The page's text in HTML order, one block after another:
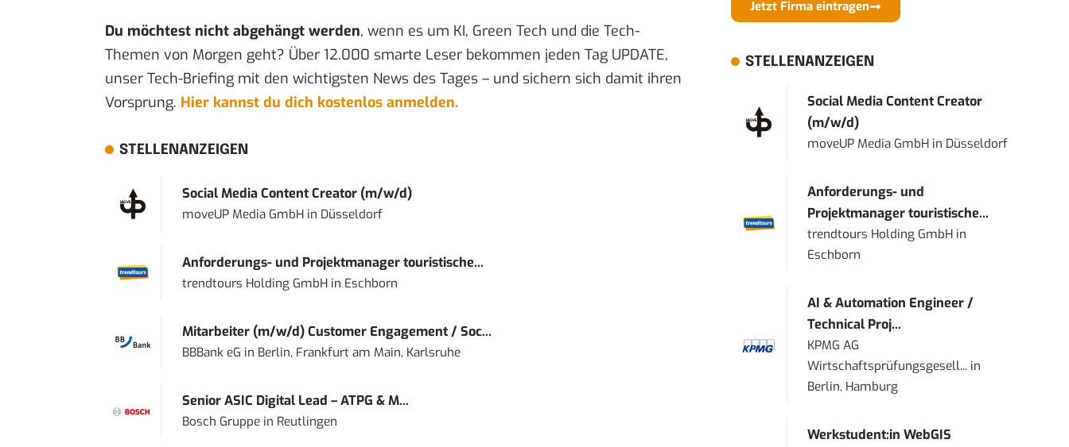
Du möchtest nicht abgehängt werden, wenn es um KI, Green Tech und die Tech-
Themen von Morgen geht? Über 12.000 smarte Leser bekommen jeden Tag UPDATE,
unser Tech-Briefing mit den wichtigsten News des Tages – und sichern sich damit ihren
Vorsprung. Hier kannst du dich kostenlos anmelden.
STELLENANZEIGEN
Social Media Content Creator (m/w/d)
moveUP Media GmbHin Düsseldorf
Anforderungs- und Projektmanager touristische...
trendtours Holding GmbHin Eschborn
Mitarbeiter (m/w/d) Customer Engagement / Soc...
BBBank eG in Berlin, Frankfurt am Main, Karlsruhe
Senior ASIC Digital Lead – ATPG & M...
Bosch Gruppein Reutlingen
Jetzt Firma eintragen
STELLENANZEIGEN
Social Media Content Creator
(m/w/d)
moveUP Media GmbH in Düsseldorf
Anforderungs- und
Projektmanager touristische...
trendtours Holding GmbH in
Eschborn
AI & Automation Engineer /
Technical Proj...
KPMG AG
Wirtschaftsprüfungsgesell... in
Berlin, Hamburg
Werkstudent:in WebGIS